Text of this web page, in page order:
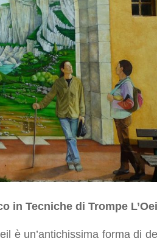
in Tecniche di Trompe
è un’antichissima forma di